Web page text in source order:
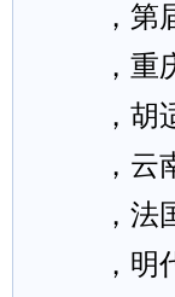
，第届
，重庆
，胡适
，云南
，法国
，明代